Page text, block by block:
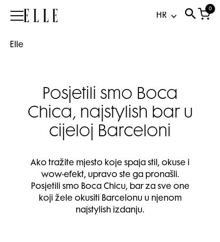
Elle
0
Elle
Posjetili smo Boca
Chica, najstylish bar u
cijeloj Barceloni
Ako tražite mjesto koje spaja stil, okuse i
wow-efekt, upravo ste ga pronašli.
Posjetili smo Boca Chicu, bar za sve one
koji žele okusiti Barcelonu u njenom
najstylish izdanju.